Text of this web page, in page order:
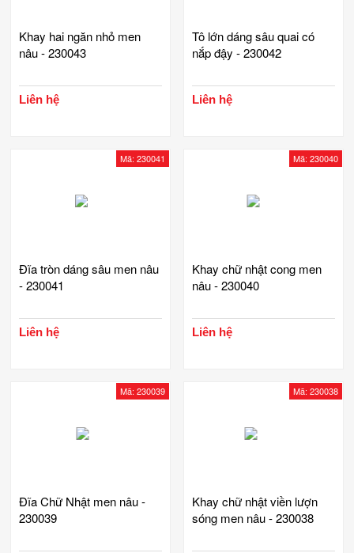
Khay hai ngăn nhỏ men
nâu - 230043
Liên hệ
Tô lớn dáng sâu quai có
nắp đậy - 230042
Liên hệ
Mã: 230041
Đĩa tròn dáng sâu men nâu
- 230041
Liên hệ
Mã: 230040
Khay chữ nhật cong men
nâu - 230040
Liên hệ
Mã: 230039
Đĩa Chữ Nhật men nâu -
230039
Mã: 230038
Khay chữ nhật viền lượn
sóng men nâu - 230038